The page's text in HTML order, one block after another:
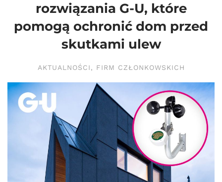
rozwiązania G-U, które
pomogą ochronić dom przed
skutkami ulew
AKTUALNOŚCI, FIRM CZŁONKOWSKICH